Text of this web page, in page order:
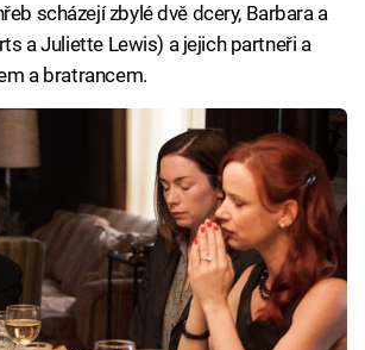
scházejí zbylé dvě dcery, Barbara a
a Juliette Lewis) a jejich partneři a
a bratrancem.